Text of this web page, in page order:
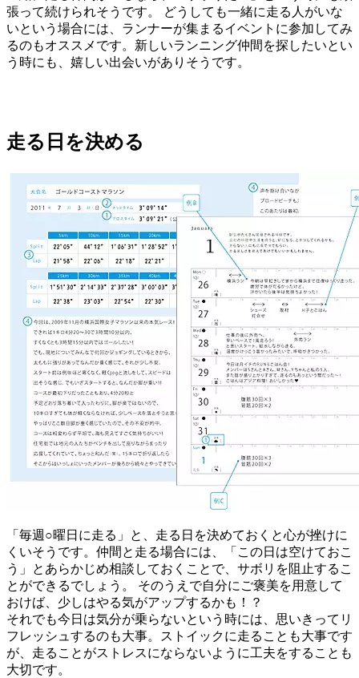
張って続けられそうです。 どうしても一緒に走る人がいな
いという場合には、ランナーが集まるイベントに参加してみ
るのもオススメです。新しいランニング仲間を探したいとい
う時にも、嬉しい出会いがありそうです。
走る日を決める
「毎週○曜日に走る」と、走る日を決めておくと心が挫けに
くいそうです。仲間と走る場合には、「この日は空けておこ
う」とあらかじめ相談しておくことで、サボリを阻止するこ
とができるでしょう。 そのうえで自分にご褒美を用意して
おけば、少しはやる気がアップするかも！？
それでも今日は気分が乗らないという時には、思いきってリ
フレッシュするのも大事。ストイックに走ることも大事です
が、走ることがストレスにならないように工夫をすることも
大切です。